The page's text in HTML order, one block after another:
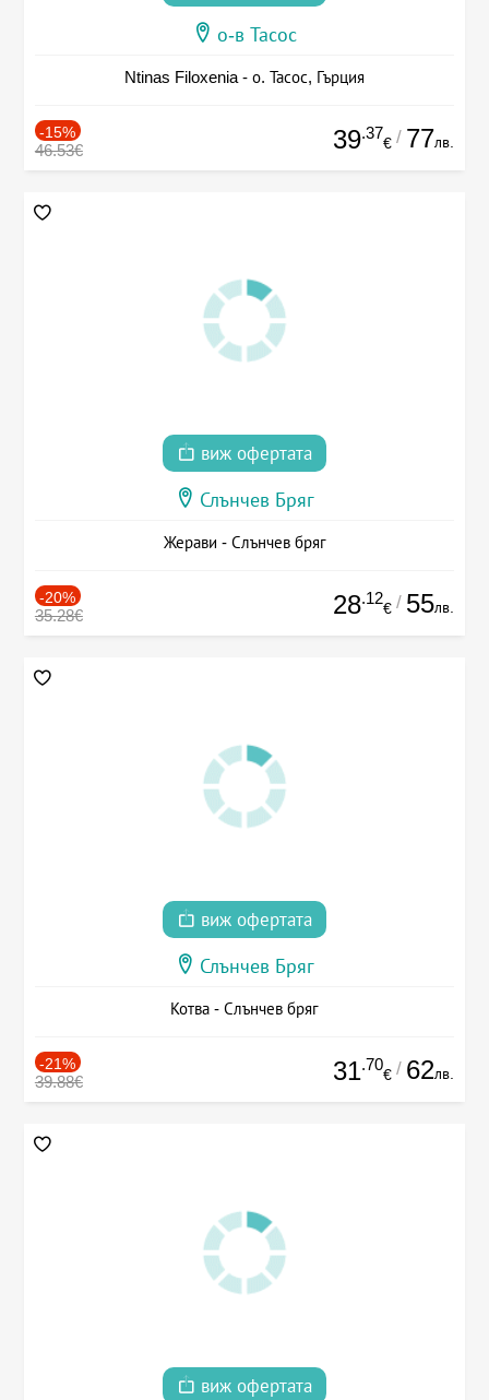
о-в Тасос
Ntinas Filoxenia - о. Тасос, Гърция
-15%
46.53€ 39.37
€ / 77лв.
виж офертата
Слънчев Бряг
Жерави - Слънчев бряг
-20%
35.28€ 28.12
€ / 55лв.
виж офертата
Слънчев Бряг
Котва - Слънчев бряг
-21%
39.88€ 31.70
€ / 62лв.
виж офертата